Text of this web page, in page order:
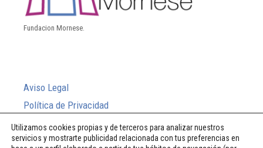
Fundacion Mornese.
Aviso Legal
Política de Privacidad
Política de Cookies
Sistema Interno de Información
Utilizamos cookies propias y de terceros para analizar nuestros
servicios y mostrarte publicidad relacionada con tus preferencias en